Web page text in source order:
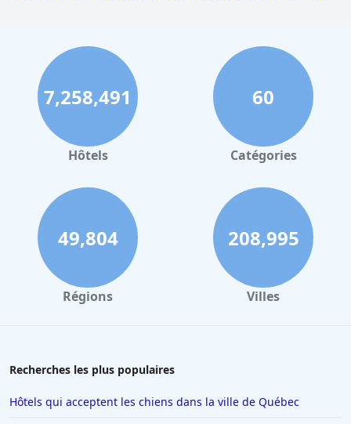
7,258,491
Hôtels
60
Catégories
49,804
Régions
208,995
Villes
Recherches les plus populaires
Hôtels qui acceptent les chiens dans la ville de Québec